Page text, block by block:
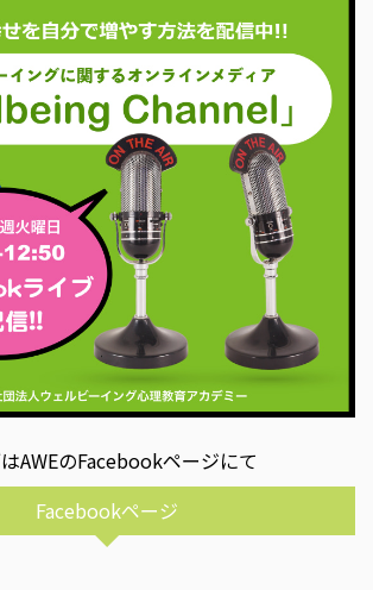
AWEのFacebookページにて
Facebookページ